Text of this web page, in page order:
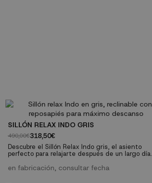
SILLÓN RELAX INDO GRIS
490,00€318,50€
Descubre el Sillón Relax Indo gris, el asiento
perfecto para relajarte después de un largo día.
características excepcionales, este sillón
en fabricación, consultar fecha